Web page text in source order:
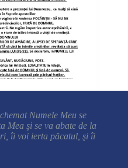
Numele Meu se
Mea şi se va abate de la
îi voi ierta păcatul, şi îi